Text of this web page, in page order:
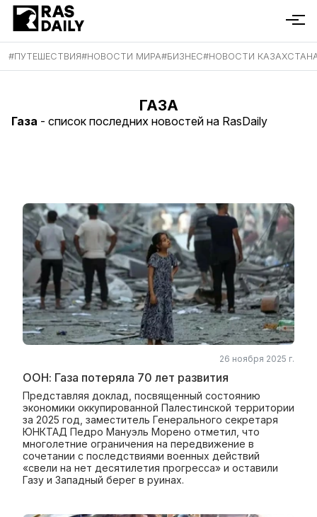
#ПУТЕШЕСТВИЯ#НОВОСТИ МИРА#БИЗНЕС#НОВОСТИ
ГАЗА
Газа - список последних новостей на RasDaily
26 ноября 2025 г.
ООН: Газа потеряла 70 лет развития
Представляя доклад, посвященный состоянию
экономики оккупированной Палестинской территории
за 2025 год, заместитель Генерального секретаря
ЮНКТАД Педро Мануэль Морено отметил, что
многолетние ограничения на передвижение в
сочетании с последствиями военных действий
«свели на нет десятилетия прогресса» и оставили
Газу и Западный берег в руинах.